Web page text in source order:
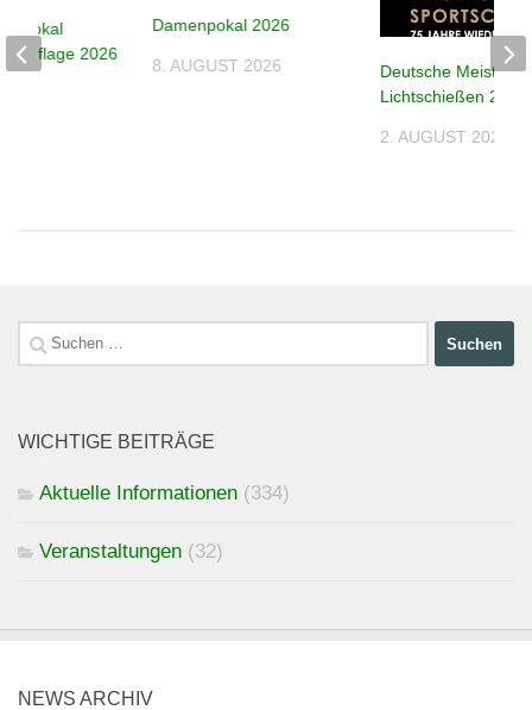
Damenpokal 2026
8. AUGUST 2026
Deutsche
Lichtschießen 2026
2. AUGUST 2026
– Auflage 2026
Suchen
nach:
WICHTIGE BEITRÄGE
Aktuelle Informationen (334)
Veranstaltungen (32)
NEWS ARCHIV